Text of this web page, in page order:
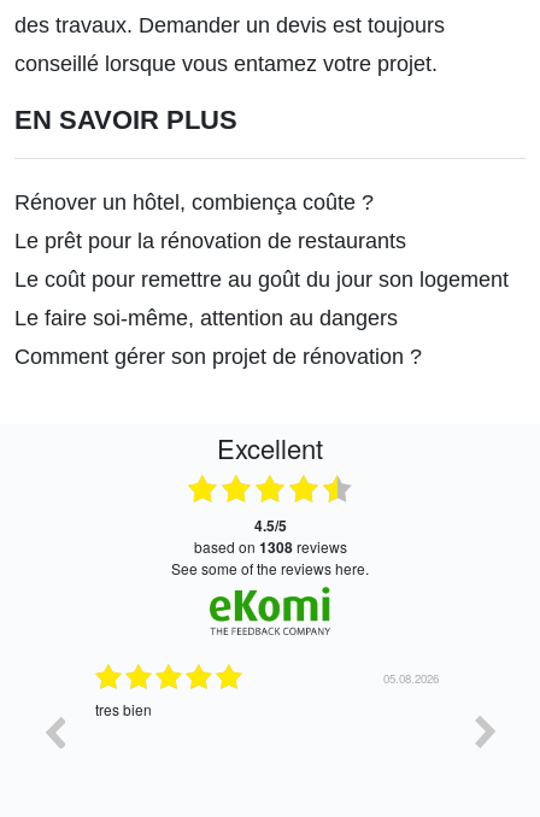
des travaux. Demander un devis est toujours
conseillé lorsque vous entamez votre projet.
EN SAVOIR PLUS
Rénover un hôtel, combiença coûte ?
Le prêt pour la rénovation de restaurants
Le coût pour remettre au goût du jour son logement
Le faire soi-même, attention au dangers
Comment gérer son projet de rénovation ?
Excellent
4.5/5
based on 1308reviews
see some of the reviews here.
05.08.2026
tres bien